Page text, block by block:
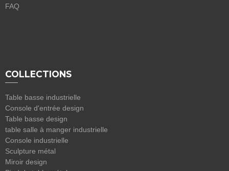
FAQ
COLLECTIONS
Table basse industrielle
Console d'entrée design
Table basse design
table salle à manger industrielle
Console industrielle
Sculpture métal
Miroir design